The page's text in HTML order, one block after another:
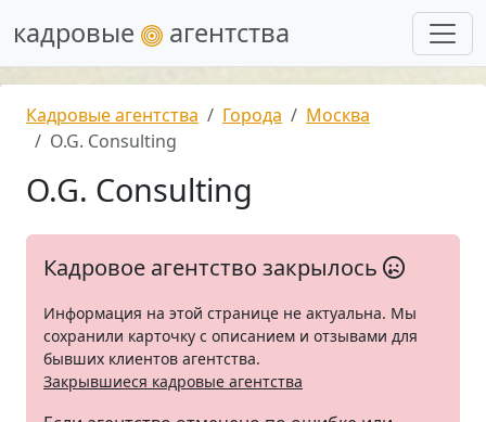
кадровые агентства
Кадровые агентства Города
Москва
O.G. Consulting
O.G. Consulting
Кадровое агентство закрылось
Информация на этой странице не актуальна. Мы
сохранили карточку с описанием и отзывами для
бывших клиентов агентства.
Закрывшиеся кадровые агентства